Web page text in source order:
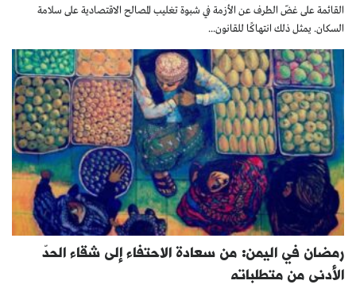
القائمة على غضّ الطرف عن الأزمة في شبوة تغليب المصالح الاقتصادية على سلامة
السكان. يمثل ذلك انتهاكًا للقانون...
رمضان في اليمن: من سعادة الاحتفاء إلى شقاء الحدّ
الأدنى من متطلباته